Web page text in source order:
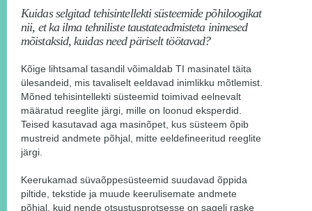
Kuidas selgitad tehisintellekti süsteemide põhiloogikat
nii, et ka ilma tehniliste taustateadmisteta inimesed
mõistaksid, kuidas need päriselt töötavad?
Kõige lihtsamal tasandil võimaldab TI masinatel täita
ülesandeid, mis tavaliselt eeldavad inimlikku mõtlemist.
Mõned tehisintellekti süsteemid toimivad eelnevalt
määratud reeglite järgi, mille on loonud eksperdid.
Teised kasutavad aga masinõpet, kus süsteem õpib
mustreid andmete põhjal, mitte eeldefineeritud reeglite
järgi.
Keerukamad süvaõppesüsteemid suudavad õppida
piltide, tekstide ja muude keerulisemate andmete
põhjal, kuid nende otsustusprotsesse on sageli raske